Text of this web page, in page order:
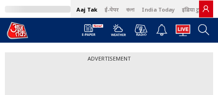
Aaj Tak ई-पेपर বাংলা India Today इंडिया टुडे हिंदी
ADVERTISEMENT